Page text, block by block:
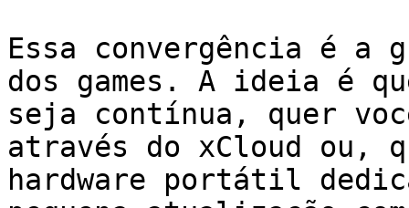
Essa convergência é a
dos games. A ideia é
seja contínua, quer
através do xCloud ou,
hardware portátil